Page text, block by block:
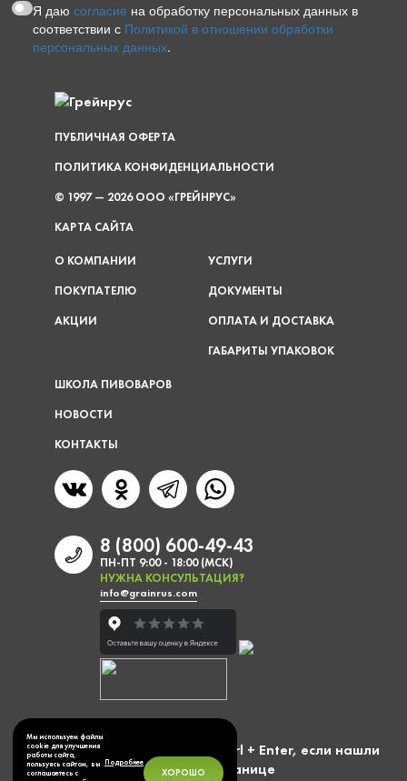
Я даюсогласие на обработку персональных данных в
соответствии с Политикой в отношении обработки
персональных данных.
ПУБЛИЧНАЯ ОФЕРТА
ПОЛИТИКА КОНФИДЕНЦИАЛЬНОСТИ
© 1997 — 2026 ООО «ГРЕЙНРУС»
КАРТА САЙТА
О КОМПАНИИ
ПОКУПАТЕЛЮ
АКЦИИ
УСЛУГИ
ДОКУМЕНТЫ
ОПЛАТА И ДОСТАВКА
ГАБАРИТЫ УПАКОВОК
ШКОЛА ПИВОВАРОВ
НОВОСТИ
КОНТАКТЫ
8 (800) 600-49-43
ПН-ПТ 9:00 - 18:00 (МСК)
НУЖНА КОНСУЛЬТАЦИЯ?
info@grainrus.com
Мы используем файлы
cookie для улучшения
работы сайта,
пользуясь сайтом, вы
соглашаетесь с
Подробнее
ХОРОШО
Выделите фразу и нажмите Ctrl + Enter, если нашли
ошибку на странице